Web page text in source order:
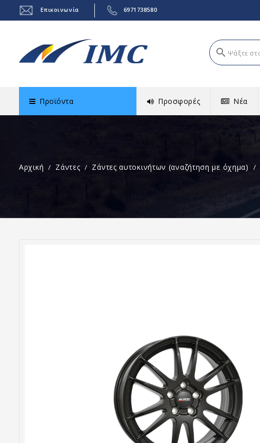
Επικοινωνία 6971738580
search
Προϊόντα Προσφορές Νέα
Αρχική Ζάντες Ζάντες αυτοκινήτων (αναζήτηση με όχημα)